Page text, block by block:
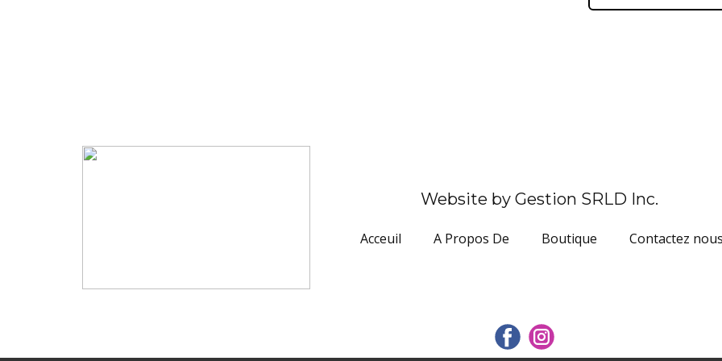
Website by Gestion SRLD Inc.
Acceuil A Propos De Boutique Contactez